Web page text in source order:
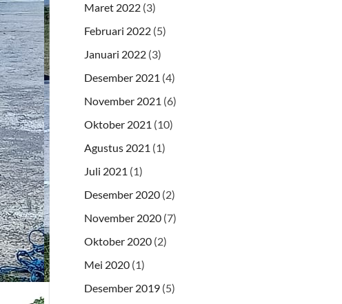
Maret 2022 (3)
Februari 2022 (5)
Januari 2022 (3)
Desember 2021 (4)
November 2021 (6)
Oktober 2021 (10)
Agustus 2021 (1)
Juli 2021 (1)
Desember 2020 (2)
November 2020 (7)
Oktober 2020 (2)
Mei 2020 (1)
Desember 2019 (5)